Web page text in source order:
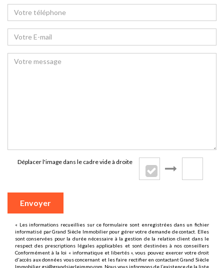
Déplacer l'image dans le cadre vide à droite
Envoyer
« Les informations recueillies sur ce formulaire sont enregistrées dans un fichier
informatisé par Grand Siècle Immobilier pour gérer votre demande de contact. Elles
sont conservées pour la durée nécessaire à la gestion de la relation client dans le
respect des prescriptions légales applicables et sont destinées à nos conseillers
Conformément à la loi « informatique et libertés », vous pouvez exercer votre droit
d'accès aux données vous concernant et les faire rectifier en contactant Grand Siècle
Immobilier gsi@grandsiecleimmo.com. Nous vous informons de l’existence de la liste